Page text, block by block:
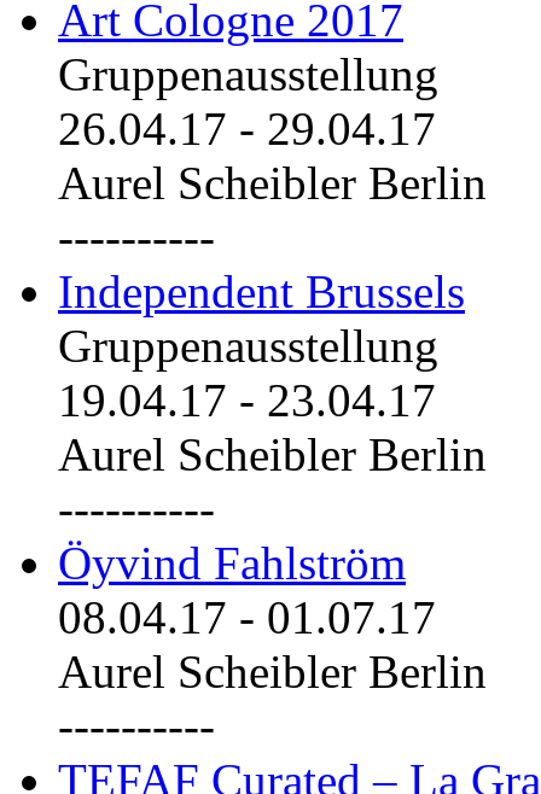
Art Cologne 2017
Gruppenausstellung
26.04.17 - 29.04.17
Aurel Scheibler Berlin
----------
Independent Brussels
Gruppenausstellung
19.04.17 - 23.04.17
Aurel Scheibler Berlin
----------
Öyvind Fahlström
08.04.17 - 01.07.17
Aurel Scheibler Berlin
----------
TEFAF Curated – La